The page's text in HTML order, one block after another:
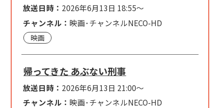
放送日時： 2026年6月13日 18:55～
チャンネル：映画･チャンネルNECO-HD
映画
帰ってきた あぶない刑事
放送日時： 2026年6月13日 21:00～
チャンネル：映画･チャンネルNECO-HD